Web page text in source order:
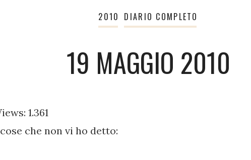
2010 DIARIO COMPLETO
19 MAGGIO 2010
1.361
che non vi ho detto: